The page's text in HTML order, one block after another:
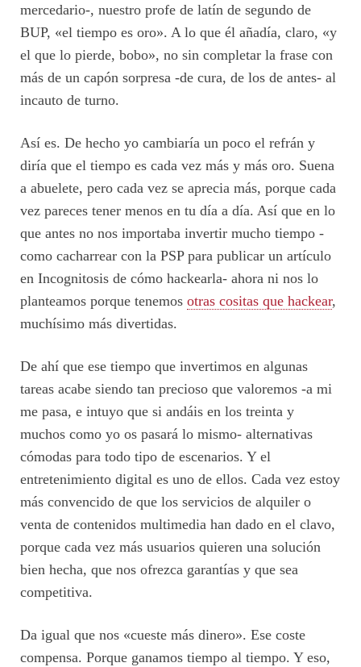
mercedario-, nuestro profe de latín de segundo de
BUP, «el tiempo es oro». A lo que él añadía, claro, «y
el que lo pierde, bobo», no sin completar la frase con
más de un capón sorpresa -de cura, de los de antes- al
incauto de turno.
Así es. De hecho yo cambiaría un poco el refrán y
diría que el tiempo es cada vez más y más oro. Suena
a abuelete, pero cada vez se aprecia más, porque cada
vez pareces tener menos en tu día a día. Así que en lo
que antes no nos importaba invertir mucho tiempo -
como cacharrear con la PSP para publicar un artículo
en Incognitosis de cómo hackearla- ahora ni nos lo
planteamos porque tenemos otras cositas que hackear,
muchísimo más divertidas.
De ahí que ese tiempo que invertimos en algunas
tareas acabe siendo tan precioso que valoremos -a mi
me pasa, e intuyo que si andáis en los treinta y
muchos como yo os pasará lo mismo- alternativas
cómodas para todo tipo de escenarios. Y el
entretenimiento digital es uno de ellos. Cada vez estoy
más convencido de que los servicios de alquiler o
venta de contenidos multimedia han dado en el clavo,
porque cada vez más usuarios quieren una solución
bien hecha, que nos ofrezca garantías y que sea
competitiva.
Da igual que nos «cueste más dinero». Ese coste
compensa. Porque ganamos tiempo al tiempo. Y eso,